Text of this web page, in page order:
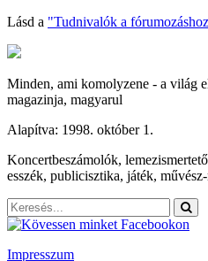
Lásd a "Tudnivalók a
Minden, ami komolyzene - a világ
magazinja, magyarul
Alapítva: 1998. október 1.
Koncertbeszámolók,
esszék, publicisztika, játék,
Impresszum